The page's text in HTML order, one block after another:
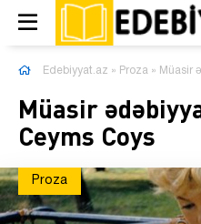
Edebiyyat.az » Proza » Müasir
Müasir
Ceyms Coys
Proza